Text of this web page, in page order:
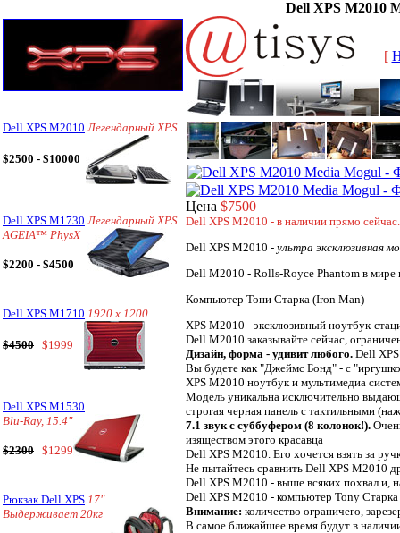
Dell XPS M2010
Dell XPS M2010 Легендарный XPS
$2500 - $10000
Dell XPS M1730 Легендарный XPS
AGEIA™ PhysX
$2200 - $4500
Dell XPS M1710 1920 x 1200
$4500 $1999
Dell XPS M1530
Blu-Ray, 15.4"
$2300 $1299
Рюкзак Dell XPS 17"
Выдерживает 20кг
[
Цена $7500
Dell XPS M2010 - в наличии прямо
Dell XPS M2010 - ультра эксклюзивная
Dell M2010 - Rolls-Royce Phantom в мире
Компьютер Тони Старка (Iron Man)
XPS M2010 - эксклюзивный ноутбук-
Dell M2010 заказывайте сейчас,
Дизайн, форма - удивит любого. Dell
Вы будете как "Джеймс Бонд" - с
XPS M2010 ноутбук и мультимедиа
Модель уникальна исключительно
строгая черная панель с тактильными
7.1 звук с суббуфером (8 колонок!).
изяществом этого красавца
Dell XPS M2010. Его хочется взять за
Не пытайтесь сравнить Dell XPS M2010
Dell XPS M2010 - выше всяких похвал и,
Dell XPS M2010 - компьютер Tony
Внимание: количество ограничего,
В самое ближайшее время будут в